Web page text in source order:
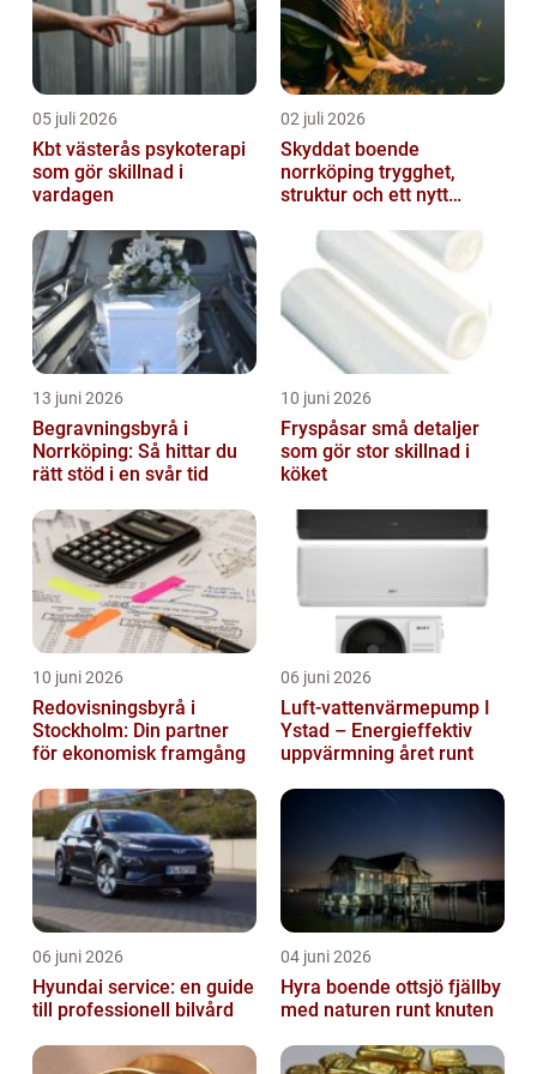
05 juli 2026
Kbt västerås psykoterapi
som gör skillnad i
vardagen
02 juli 2026
Skyddat boende
norrköping trygghet,
struktur och ett nytt
13 juni 2026
Begravningsbyrå i
Norrköping: Så hittar du
rätt stöd i en svår tid
10 juni 2026
Fryspåsar små detaljer
som gör stor skillnad i
köket
10 juni 2026
Redovisningsbyrå i
Stockholm: Din partner
för ekonomisk framgång
06 juni 2026
Luft-vattenvärmepump I
Ystad – Energieffektiv
uppvärmning året runt
06 juni 2026
Hyundai service: en guide
till professionell bilvård
04 juni 2026
Hyra boende ottsjö fjällby
med naturen runt knuten